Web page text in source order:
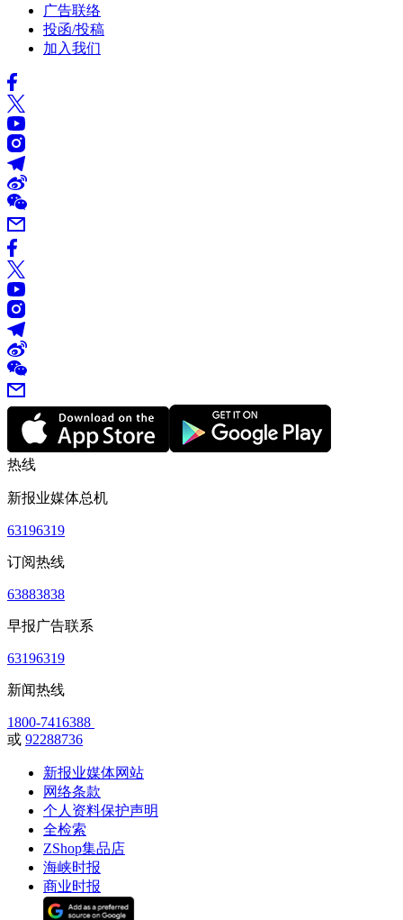
广告联络
投函/投稿
加入我们
热线
新报业媒体总机
63196319
订阅热线
63883838
早报广告联系
63196319
新闻热线
1800-7416388
或 92288736
新报业媒体网站
网络条款
个人资料保护声明
全检索
ZShop集品店
海峡时报
商业时报